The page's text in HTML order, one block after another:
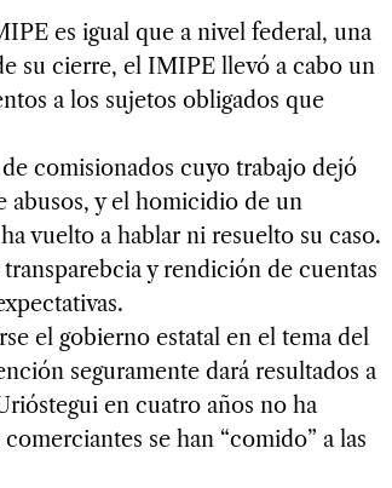
es igual que a nivel federal, una
su cierre, el IMIPE llevó a cabo un
a los sujetos obligados que
comisionados cuyo trabajo dejó
abusos, y el homicidio de un
vuelto a hablar ni resuelto su caso.
y rendición de cuentas
el gobierno estatal en el tema del
seguramente dará resultados a
en cuatro años no ha
se han “comido” a las